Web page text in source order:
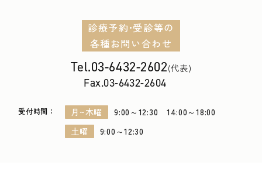
診療予約•受診等の
各種お問い合わせ
Tel.03-6432-2602(代表)
Fax.03-6432-2604
月~木曜
9:00～12:30 14:00～18:00
土曜
9:00～12:30